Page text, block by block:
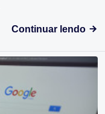
Continuar lendo